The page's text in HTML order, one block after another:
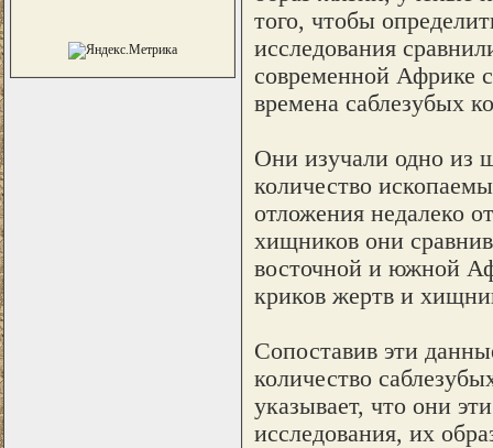
того, чтобы
исследования
современной Африке
времена саблезубых
Они изучали одно из
количество
отложения недалеко
хищников они
восточной и южной
криков жертв и
Сопоставив эти
количество
указывает, что они
исследования, их